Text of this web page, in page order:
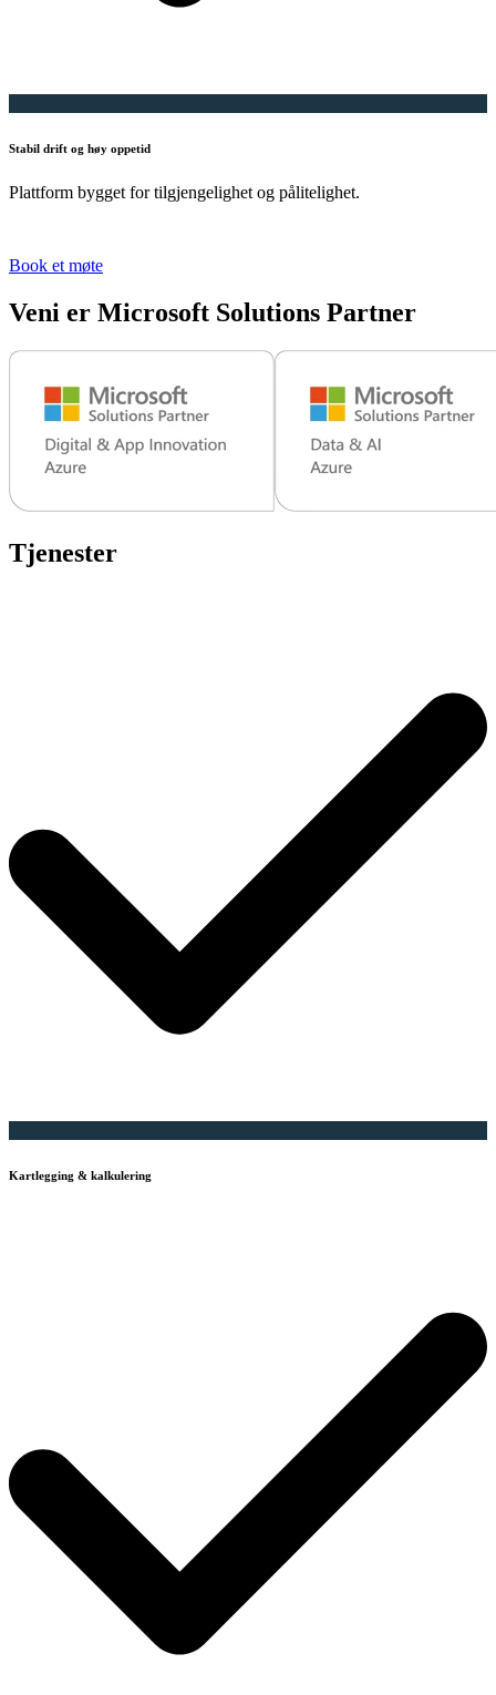
Stabil drift og høy oppetid
Plattform bygget for tilgjengelighet og pålitelighet.
Book et møte
Veni er Microsoft Solutions Partner
Tjenester
Kartlegging & kalkulering